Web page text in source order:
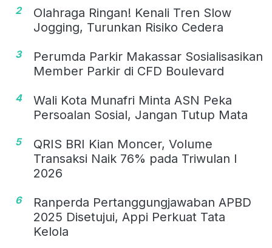
2
Olahraga Ringan! Kenali Tren Slow
Jogging, Turunkan Risiko Cedera
3
Perumda Parkir Makassar Sosialisasikan
Member Parkir di CFD Boulevard
4
Wali Kota Munafri Minta ASN Peka
Persoalan Sosial, Jangan Tutup Mata
5
QRIS BRI Kian Moncer, Volume
Transaksi Naik 76% pada Triwulan I
2026
6
Ranperda Pertanggungjawaban APBD
2025 Disetujui, Appi Perkuat Tata
Kelola